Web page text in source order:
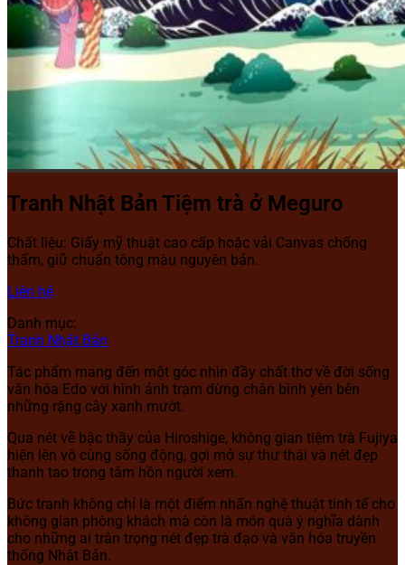
Tranh Nhật Bản Tiệm trà ở Meguro
Chất liệu: Giấy mỹ thuật cao cấp hoặc vải Canvas chống
thấm, giữ chuẩn tông màu nguyên bản.
Liên hệ
Danh mục:
Tranh Nhật Bản
Tác phẩm mang đến một góc nhìn đầy chất thơ về đời sống
văn hóa Edo với hình ảnh trạm dừng chân bình yên bên
những rặng cây xanh mướt.
Qua nét vẽ bậc thầy của Hiroshige, không gian tiệm trà Fujiya
hiện lên vô cùng sống động, gợi mở sự thư thái và nét đẹp
thanh tao trong tâm hồn người xem.
Bức tranh không chỉ là một điểm nhấn nghệ thuật tinh tế cho
không gian phòng khách mà còn là món quà ý nghĩa dành
cho những ai trân trọng nét đẹp trà đạo và văn hóa truyền
thống Nhật Bản.